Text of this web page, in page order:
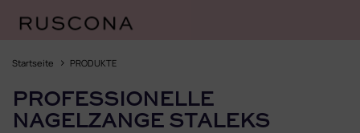
InhaltStartseite PRODUKTE
PROFESSIONELLE
NAGELZANGE STALEKS